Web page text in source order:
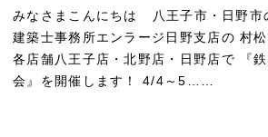
みなさまこんにちは 八王子市・日野市
建築士事務所エンラージ日野支店の
各店舗八王子店・北野店・日野店で 『
会』を開催します！ 4/4～5……